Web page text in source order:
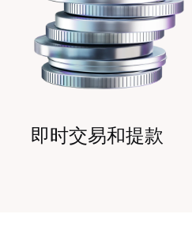
即时交易和提款